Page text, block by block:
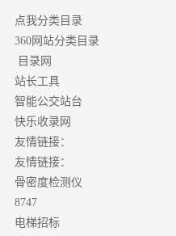
点我分类目录
360网站分类目录
目录网
站长工具
智能公交站台
快乐收录网
友情链接：
友情链接：
骨密度检测仪
8747
电梯招标